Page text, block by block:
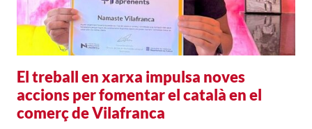
El treball en xarxa impulsa noves
accions per fomentar el català en el
comerç de Vilafranca